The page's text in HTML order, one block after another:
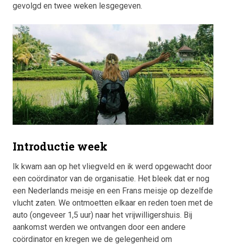
gevolgd en twee weken lesgegeven.
Introductie week
Ik kwam aan op het vliegveld en ik werd opgewacht door
een coördinator van de organisatie. Het bleek dat er nog
een Nederlands meisje en een Frans meisje op dezelfde
vlucht zaten. We ontmoetten elkaar en reden toen met de
auto (ongeveer 1,5 uur) naar het vrijwilligershuis. Bij
aankomst werden we ontvangen door een andere
coördinator en kregen we de gelegenheid om